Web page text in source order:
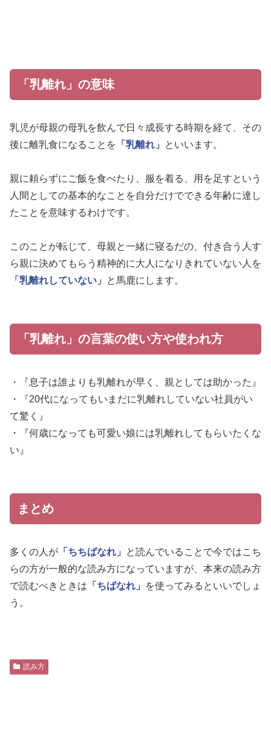
「乳離れ」の意味
乳児が母親の母乳を飲んで日々成長する時期を経て、その
後に離乳食になることを 「乳離れ」 といいます。
親に頼らずにご飯を食べたり、服を着る、用を足すという
人間としての基本的なことを自分だけでできる年齢に達し
たことを意味するわけです。
このことが転じて、母親と一緒に寝るだの、付き合う人す
ら親に決めてもらう精神的に大人になりきれていない人を
「乳離れしていない」
と馬鹿にします。
「乳離れ」の言葉の使い方や使われ方
・『息子は誰よりも乳離れが早く、親としては助かった』
・『20代になってもいまだに乳離れしていない社員がい
て驚く』
・『何歳になっても可愛い娘には乳離れしてもらいたくな
い』
まとめ
多くの人が 「ちちばなれ」
と読んでいることで今ではこち
らの方が一般的な読み方になっていますが、本来の読み方
で読むべきときは 「ちばなれ」
を使ってみるといいでしょ
う。
読み方